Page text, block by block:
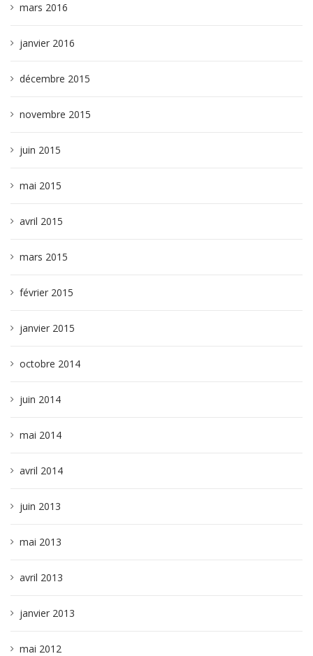
mars 2016
janvier 2016
décembre 2015
novembre 2015
juin 2015
mai 2015
avril 2015
mars 2015
février 2015
janvier 2015
octobre 2014
juin 2014
mai 2014
avril 2014
juin 2013
mai 2013
avril 2013
janvier 2013
mai 2012